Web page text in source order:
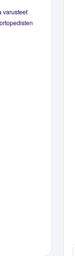
varusteet